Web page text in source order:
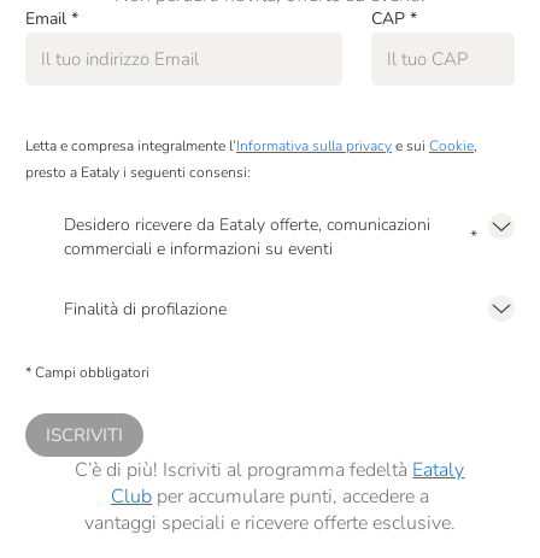
Email * CAP *
Letta e compresa integralmente l’Informativa sulla privacye sui Cookie,
presto a Eataly i seguenti consensi:
Desidero ricevere da Eataly offerte, comunicazioni
commerciali e informazioni su eventi
*
Finalità di profilazione
comunicazioni commerciali personalizzate, in caso di consenso prestato ai
* Campi obbligatori
ISCRIVITI
C’è di più! Iscriviti al programma fedeltà Eataly
Clubper accumulare punti, accedere a
vantaggi speciali e ricevere offerte esclusive.